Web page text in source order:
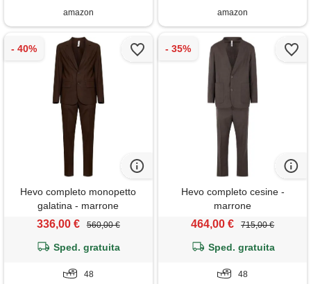
amazon
amazon
Hevo completo monopetto
galatina - marrone
336,00 € 560,00 €
Sped. gratuita
48
Hevo completo cesine -
marrone
464,00 € 715,00 €
Sped. gratuita
48